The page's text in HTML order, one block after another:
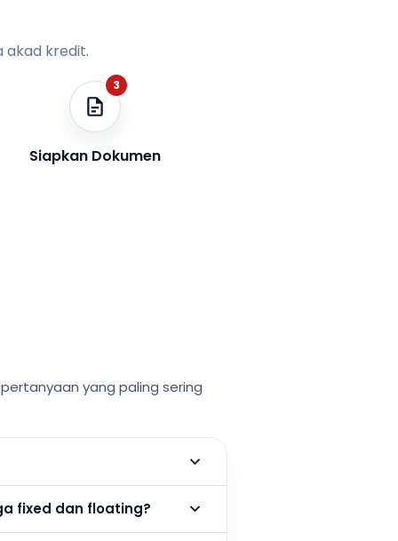
akad kredit.
3
Siapkan Dokumen
yang paling sering
fixed dan floating?